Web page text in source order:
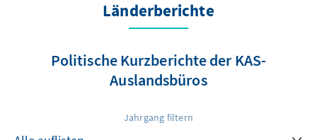
Länderberichte
Politische Kurzberichte der KAS-
Auslandsbüros
Jahrgang filtern